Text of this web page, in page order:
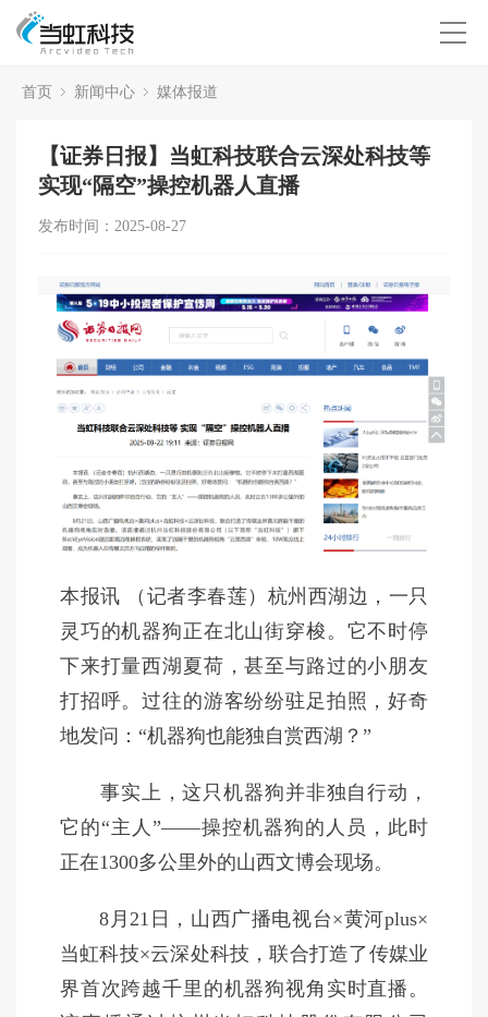
首页 新闻中心 媒体报道
【证券日报】当虹科技联合云深处科技等
实现“隔空”操控机器人直播
发布时间：2025-08-27
本报讯 （记者李春莲）杭州西湖边，一只
灵巧的机器狗正在北山街穿梭。它不时停
下来打量西湖夏荷，甚至与路过的小朋友
打招呼。过往的游客纷纷驻足拍照，好奇
地发问：“机器狗也能独自赏西湖？”
事实上，这只机器狗并非独自行动，
它的“主人”——操控机器狗的人员，此时
正在1300多公里外的山西文博会现场。
8月21日，山西广播电视台×黄河plus×
当虹科技×云深处科技，联合打造了传媒业
界首次跨越千里的机器狗视角实时直播。